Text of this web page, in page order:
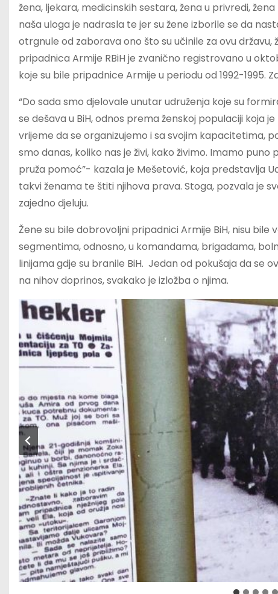
žena, ljekara, medicinskih sestara, žena u privredi,
naša uloga je nadrasla te jer su žene izborile se da
otrgnule od zaborava ono što su učinile za ovu državu,
pripadnica Armije RBiH je zvanično registrovano u
koje su bile pripadnice Armije u periodu od 1992-1995.
“Do sada smo djelovale unutar udruženja koje su
se dešava u BiH, odnos prema ženskoj populaciji koja
vrijeme da se organizujemo i sa svojim kapacitetima,
smo danas, koliko nas je živi, kako živimo. Imamo
pruža pomoć”- kazala je Mešetović, koja predstavlja
takvi ženama te štiti njihova prava. Stoga, pozvala je
zajedno djeluju.
Žene su bile dobrovoljni pripadnici Armije BiH, nisu bile
segmentima, odnosno, u komandama, brigadama,
linijama gdje su branile BiH. Jedan od pokušaja da se
na nihov doprinos, svakako je izložba o njima.